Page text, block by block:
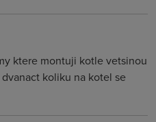
ktere montuji kotle vetsinou
koliku na kotel se